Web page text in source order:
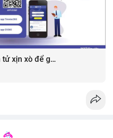
Bí quyết săn job điện - điện tử xịn xò để gia tăng thu nhập ⚡